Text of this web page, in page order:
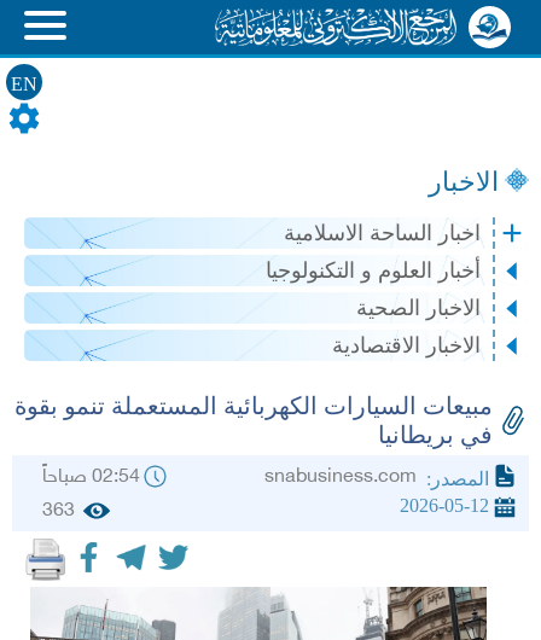
EN
الاخبار
اخبار الساحة الاسلامية
أخبار العلوم و التكنولوجيا
الاخبار الصحية
الاخبار الاقتصادية
مبيعات السيارات الكهربائية المستعملة تنمو بقوة
في بريطانيا
المصدر: 02:54 صباحاً
2026-05-12
363